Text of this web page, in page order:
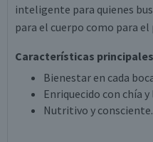
inteligente para quienes
para el cuerpo como para el
Características principales
Bienestar en cada
Enriquecido con chía y
Nutritivo y consciente.